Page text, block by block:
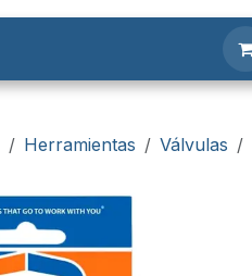
Herramientas Válvulas